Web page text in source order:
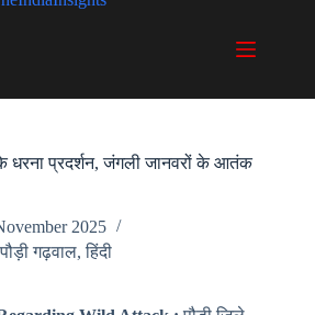
के धरना प्रदर्शन, जंगली जानवरों के आतंक
2025
पौड़ी गढ़वाल,हिंदी